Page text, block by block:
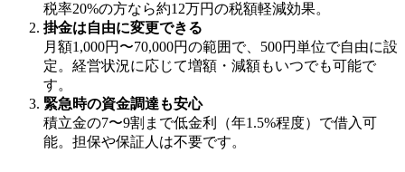
税率20%の方なら約12万円の税額軽減効果。
掛金は自由に変更できる
月額1,000円〜70,000円の範囲で、500円単位で自由に設
定。経営状況に応じて増額・減額もいつでも可能で
す。
緊急時の資金調達も安心
積立金の7〜9割まで低金利（年1.5%程度）で借入可
能。担保や保証人は不要です。